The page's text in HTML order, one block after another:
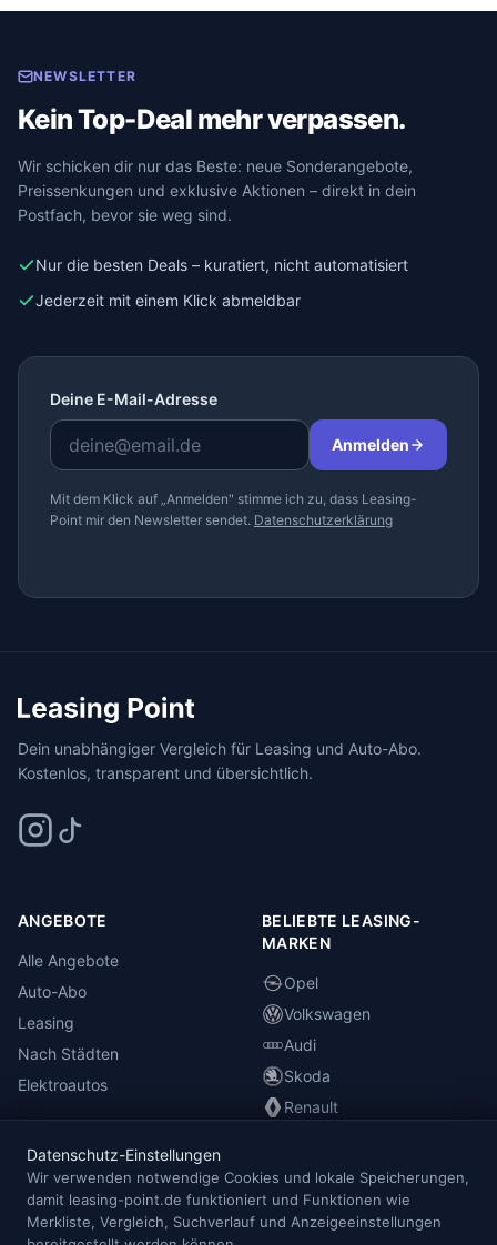
NEWSLETTER
Kein Top-Deal mehr verpassen.
Wir schicken dir nur das Beste: neue Sonderangebote,
Preissenkungen und exklusive Aktionen – direkt in dein
Postfach, bevor sie weg sind.
Nur die besten Deals – kuratiert, nicht automatisiert
Jederzeit mit einem Klick abmeldbar
Deine E-Mail-Adresse
Anmelden
Mit dem Klick auf „Anmelden" stimme ich zu, dass Leasing-
Point mir den Newsletter sendet. Datenschutzerklärung
Dein unabhängiger Vergleich für Leasing und Auto-Abo.
Kostenlos, transparent und übersichtlich.
ANGEBOTE
Alle Angebote
Auto-Abo
Leasing
Nach Städten
Elektroautos
BELIEBTE LEASING-
MARKEN
Opel
Volkswagen
Audi
Skoda
Renault
INFORMATIONEN
Anbieterübersicht
Blog
Datenschutz-Einstellungen
Wir verwenden notwendige Cookies und lokale Speicherungen,
damit leasing-point.de funktioniert und Funktionen wie
Merkliste, Vergleich, Suchverlauf und Anzeigeeinstellungen